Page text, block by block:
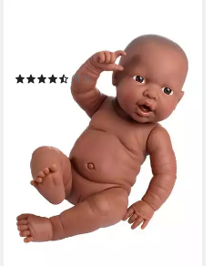
Babypuppe Newborn Baby
(13)
UVP39,99 €
in 3-4 Werktagen bei dir